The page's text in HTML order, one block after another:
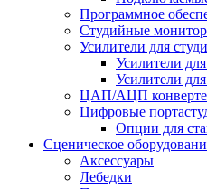
Программное
Студийные
Усилители для
Усилители
Усилители
ЦАП/АЦП
Цифровые
Опции для
Сценическое
Аксессуары
Лебедки